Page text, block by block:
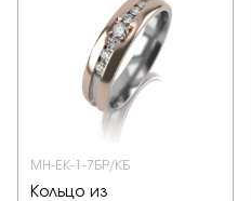
МН-ЕК-1-7БР/КБ
Кольцо из